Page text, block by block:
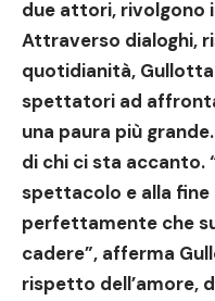
due attori, rivolgono
Attraverso dialoghi,
quotidianità,
spettatori ad
una paura più
di chi ci sta accanto.
spettacolo e alla
perfettamente che
cadere”, afferma
rispetto dell’amore,